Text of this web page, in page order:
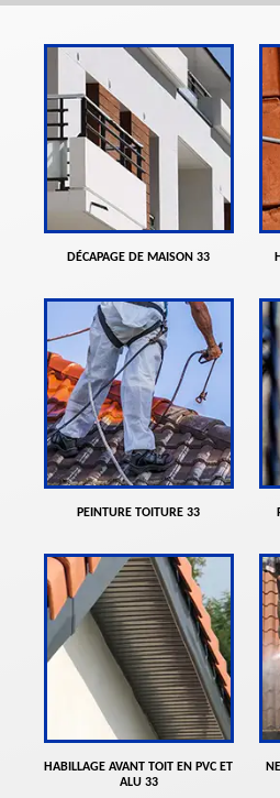
DÉCAPAGE DE MAISON 33
PEINTURE TOITURE 33
HABILLAGE AVANT TOIT EN PVC ET
ALU 33